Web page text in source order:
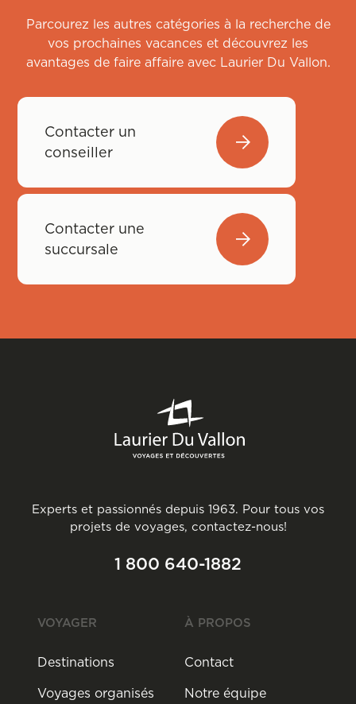
Parcourez les autres catégories à la recherche de
vos prochaines vacances et découvrez les
avantages de faire affaire avec Laurier Du Vallon.
Contacter un
conseiller
Contacter une
succursale
Experts et passionnés depuis 1963. Pour tous vos
projets de voyages, contactez-nous!
1 800 640-1882
VOYAGER
Destinations
Voyages organisés
À PROPOS
Contact
Notre équipe